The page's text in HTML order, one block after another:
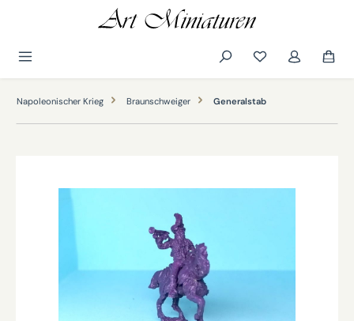
Napoleonischer Krieg Braunschweiger Generalstab